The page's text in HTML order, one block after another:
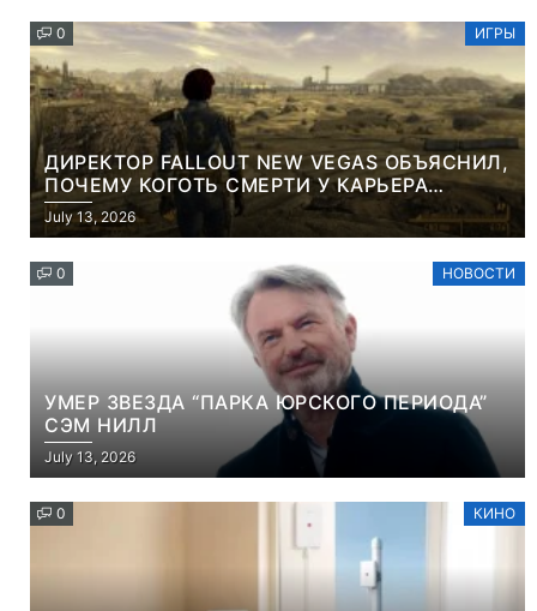
0 ИГРЫ
ДИРЕКТОР FALLOUT NEW VEGAS ОБЪЯСНИЛ,
ПОЧЕМУ КОГОТЬ СМЕРТИ У КАРЬЕРА
НАМЕРЕННО СНОСИТ ВАМ ГОЛОВУ
July 13, 2026
0 НОВОСТИ
УМЕР ЗВЕЗДА “ПАРКА ЮРСКОГО ПЕРИОДА”
СЭМ НИЛЛ
July 13, 2026
0 КИНО